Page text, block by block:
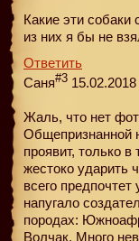
Какие эти
из них я бы не
Ответить
Саня#3
Жаль, что нет
Общепризнанной
проявит, только
жестоко ударить
всего
напугало
породах:
Волчак. Много